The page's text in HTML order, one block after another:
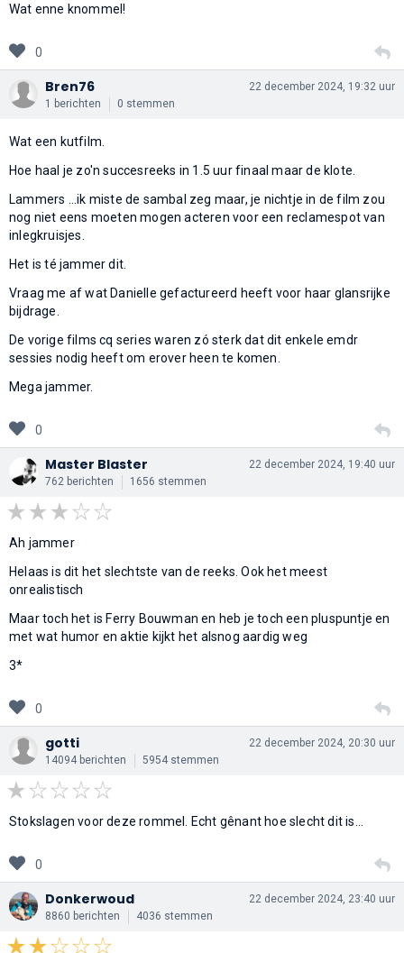
Wat enne knommel!
0
Bren76
1 berichten 0 stemmen
22 december 2024, 19:32 uur
Wat een kutfilm.
Hoe haal je zo'n succesreeks in 1.5 uur finaal maar de klote.
Lammers ...ik miste de sambal zeg maar, je nichtje in de film zou
nog niet eens moeten mogen acteren voor een reclamespot van
inlegkruisjes.
Het is té jammer dit.
Vraag me af wat Danielle gefactureerd heeft voor haar glansrijke
bijdrage.
De vorige films cq series waren zó sterk dat dit enkele emdr
sessies nodig heeft om erover heen te komen.
Mega jammer.
0
Master Blaster
762 berichten 1656 stemmen
22 december 2024, 19:40 uur
Ah jammer
Helaas is dit het slechtste van de reeks. Ook het meest
onrealistisch
Maar toch het is Ferry Bouwman en heb je toch een pluspuntje en
met wat humor en aktie kijkt het alsnog aardig weg
3*
0
gotti
14094 berichten 5954 stemmen
22 december 2024, 20:30 uur
Stokslagen voor deze rommel. Echt gênant hoe slecht dit is…
0
Donkerwoud
8860 berichten 4036 stemmen
22 december 2024, 23:40 uur